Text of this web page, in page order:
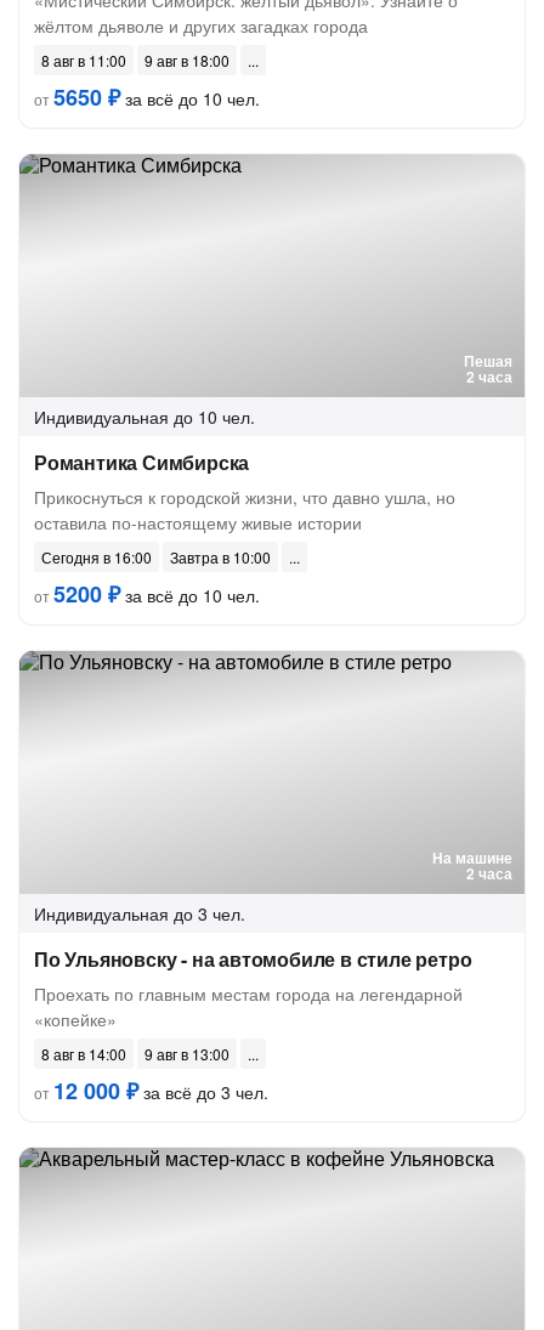
жёлтом дьяволе и других загадках города
8 авг в 11:00
9 авг в 18:00
от5650 ₽за всё до 10 чел.
Пешая
2 часа
Индивидуальная до 10 чел.
Романтика Симбирска
Прикоснуться к городской жизни, что давно ушла, но
оставила по-настоящему живые истории
Сегодня в 16:00
Завтра в 10:00
от5200 ₽за всё до 10 чел.
На машине
2 часа
Индивидуальная до 3 чел.
По Ульяновску - на автомобиле в стиле ретро
Проехать по главным местам города на легендарной
«копейке»
8 авг в 14:00
9 авг в 13:00
от 12 000 ₽за всё до 3 чел.